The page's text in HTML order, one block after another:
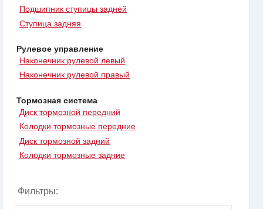
Подшипник ступицы задней
Ступица задняя
Рулевое управление
Наконечник рулевой левый
Наконечник рулевой правый
Тормозная система
Диск тормозной передний
Колодки тормозные передние
Диск тормозной задний
Колодки тормозные задние
Фильтры: